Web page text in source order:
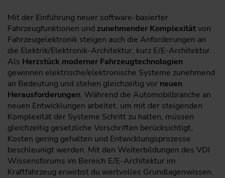
Mit der Einführung neuer software-basierter
Fahrzeugfunktionen und zunehmender Komplexitätvon
Fahrzeugelektronik steigen auch die Anforderungen an
die Elektrik/Elektronik-Architektur, kurz E/E-Architektur.
Als Herzstück moderner Fahrzeugtechnologien
gewinnen elektrische/elektronische Systeme zunehmend
an Bedeutung und stehen gleichzeitig vor neuen
Herausforderungen. Während die Automobilbranche an
neuen Entwicklungen arbeitet, um mit der steigenden
Komplexität der Systeme Schritt zu halten, müssen
gleichzeitig gesetzliche Vorschriften berücksichtigt,
Kosten gering gehalten und Entwicklungsprozesse
beschleunigt werden. Mit den Weiterbildungen des VDI
Wissensforums im Bereich E/E-Architektur im
Kraftfahrzeug erwirbst du wertvolles Grundlagenwissen.